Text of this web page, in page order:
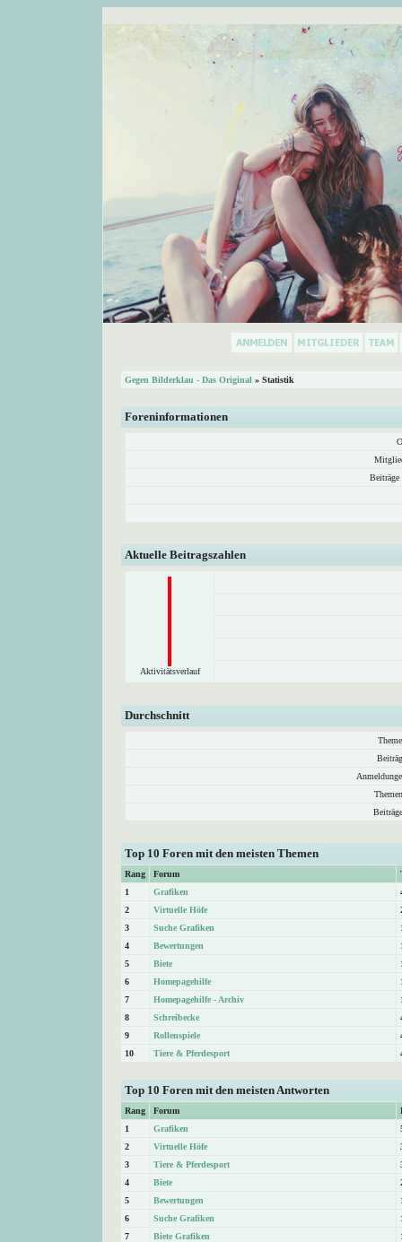
Gegen Bilderklau - Das Original » Statistik
Foreninformationen
Beiträge
Aktuelle Beitragszahlen
Aktivitätsverlauf
Durchschnitt
Top 10 Foren mit den meisten Themen
Rang Forum
1
Grafiken
2
Virtuelle Höfe
3
Suche Grafiken
4
Bewertungen
5
Biete
6
Homepagehilfe
7
Homepagehilfe - Archiv
8
Schreibecke
9
Rollenspiele
10
Tiere & Pferdesport
Top 10 Foren mit den meisten Antworten
Rang Forum
1
Grafiken
2
Virtuelle Höfe
3
Tiere & Pferdesport
4
Biete
5
Bewertungen
6
Suche Grafiken
7
Biete Grafiken